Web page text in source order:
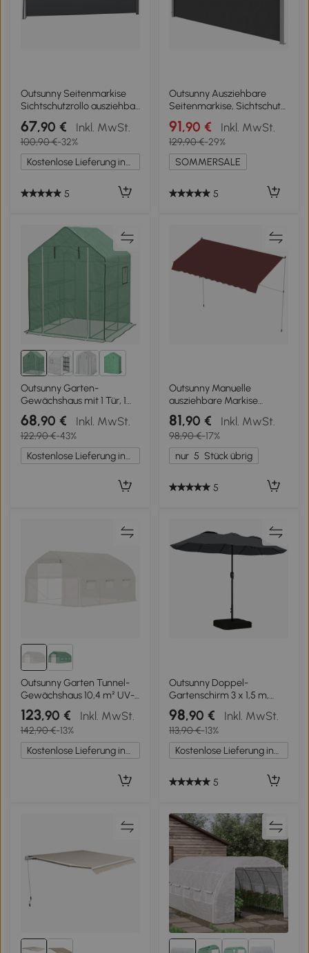
Outsunny Seitenmarkise
Sichtschutzrollo ausziehbar
3 x 1,6 m Metall Polyester
wasserdicht UV-beständig
180 g/m² grau
67,90 € Inkl. MwSt.
100,90 €-32%
Kostenlose Lieferung innerhalb Deutschlands
5
Outsunny Ausziehbare
Seitenmarkise, Sichtschutz
für Außenbereiche,
Wasserabweisend, UV 50+,
420 x 185 cm, Dunkelgrau
91,90 € Inkl. MwSt.
129,90 €-29%
SOMMERSALE
5
Outsunny Garten-
Gewächshaus mit 1 Tür, 1
Fenster, 3-stufige Regale für
Gemüse Pflanzen Blumen
PE Plane 140 x 143 x 190 cm
68,90 € Inkl. MwSt.
122,90 €-43%
Kostenlose Lieferung innerhalb Deutschlands
Outsunny Manuelle
ausziehbare Markise
Teleskopisches Verdeck
ohne Bohren 3L x 1,5B m
Verstellbare Neigung und
Höhe Schnelle Installation
Metall Alu Polyester UV-
81,90 € Inkl. MwSt.
98,90 €-17%
nur 5 Stück übrig
5
Outsunny Garten Tunnel-
Gewächshaus 10,4 m² UV-
Schutz aufrollbare
Reißverschlusstür Mesh-
Fenster 350 x 300 x 200
cm weiß
123,90 € Inkl. MwSt.
142,90 €-13%
Kostenlose Lieferung innerhalb Deutschlands
Outsunny Doppel-
Gartenschirm 3 x 1,5 m,
Außenschirm mit
Sandsäcken, UV-Schutz
50+, Dunkelgrau
98,90 € Inkl. MwSt.
113,90 €-13%
Kostenlose Lieferung innerhalb Deutschlands
5